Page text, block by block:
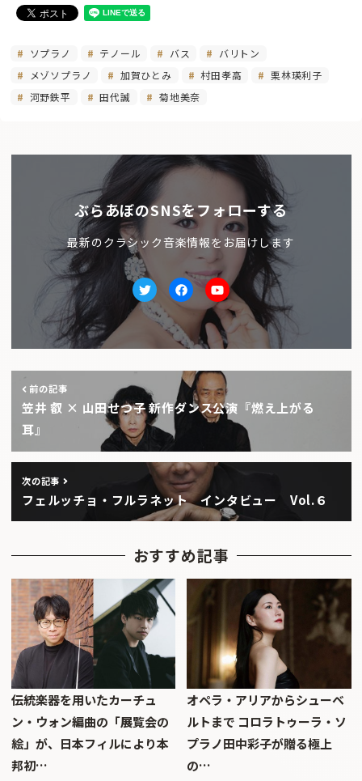
ソプラノ テノール バス
バリトン
メゾソプラノ
加賀ひとみ 村田孝高
栗林瑛利子
河野鉄平
田代誠 菊地美奈
ぶらあぼのSNSをフォローする
最新のクラシック音楽情報をお届けします
TwitterfacebookYoutube
前の記事
笠井 叡 × 山田せつ子 新作ダンス公演『燃え上がる
耳』
次の記事
フェルッチョ・フルラネット インタビュー Vol.６
おすすめ記事
伝統楽器を用いたカーチュ
ン・ウォン編曲の「展覧会の
絵」が、日本フィルにより本
邦初…
オペラ・アリアからシューベ
ルトまで コロラトゥーラ・ソ
プラノ田中彩子が贈る極上
の…